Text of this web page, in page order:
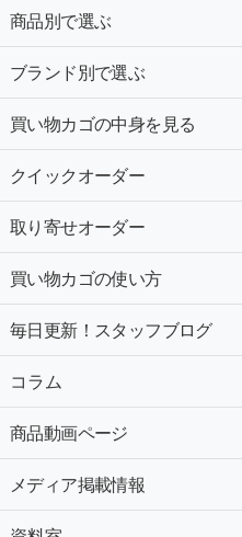
商品別で選ぶ
ブランド別で選ぶ
買い物カゴの中身を見る
クイックオーダー
取り寄せオーダー
買い物カゴの使い方
毎日更新！スタッフブログ
コラム
商品動画ページ
メディア掲載情報